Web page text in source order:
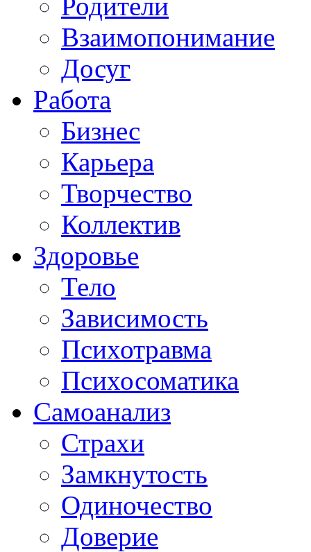
Взаимопонимание
Досуг
Работа
Бизнес
Карьера
Творчество
Коллектив
Здоровье
Тело
Зависимость
Психотравма
Психосоматика
Самоанализ
Страхи
Замкнутость
Одиночество
Доверие